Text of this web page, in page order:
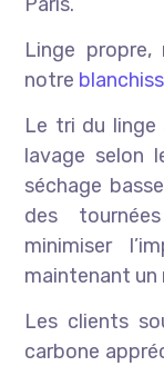
Linge propre,
notre
Le tri du linge
lavage selon
séchage
des
minimiser
maintenant un
Les clients
carbone